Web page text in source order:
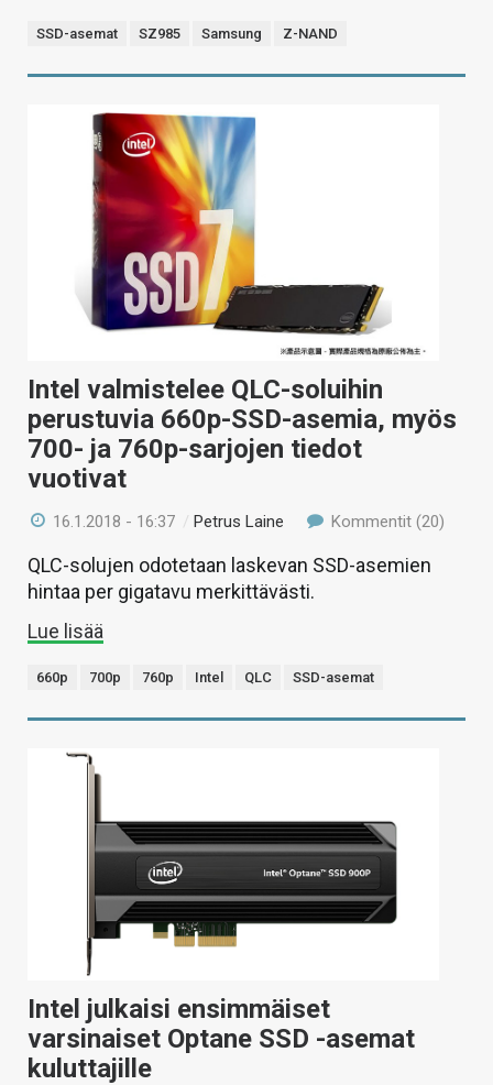
SSD-asemat SZ985 Samsung Z-NAND
Intel valmistelee QLC-soluihin
perustuvia 660p-SSD-asemia, myös
700- ja 760p-sarjojen tiedot
vuotivat
16.1.2018 - 16:37 / Petrus Laine Kommentit (20)
QLC-solujen odotetaan laskevan SSD-asemien
hintaa per gigatavu merkittävästi.
Lue lisää
660p 700p 760p Intel QLC SSD-asemat
Intel julkaisi ensimmäiset
varsinaiset Optane SSD -asemat
kuluttajille